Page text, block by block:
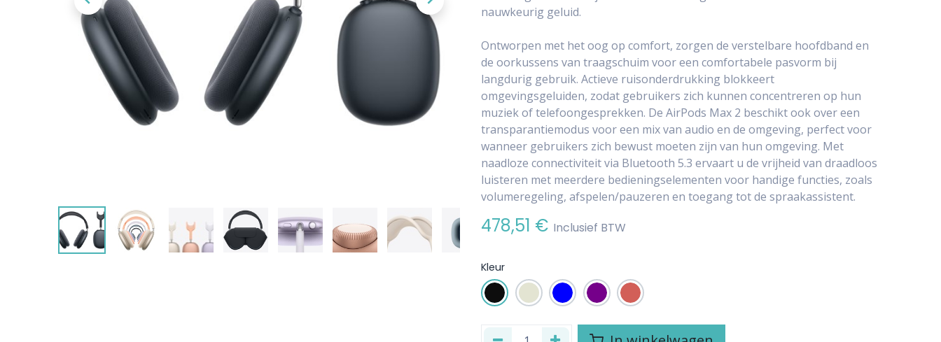
nauwkeurig geluid.
Ontworpen met het oog op comfort, zorgen de verstelbare hoofdband en
de oorkussens van traagschuim voor een comfortabele pasvorm bij
langdurig gebruik. Actieve ruisonderdrukking blokkeert
omgevingsgeluiden, zodat gebruikers zich kunnen concentreren op hun
muziek of telefoongesprekken. De AirPods Max 2 beschikt ook over een
transparantiemodus voor een mix van audio en de omgeving, perfect voor
wanneer gebruikers zich bewust moeten zijn van hun omgeving. Met
naadloze connectiviteit via Bluetooth 5.3 ervaart u de vrijheid van draadloos
luisteren met meerdere bedieningselementen voor handige functies, zoals
volumeregeling, afspelen/pauzeren en toegang tot de spraakassistent.
478,51 € Inclusief BTW
Kleur